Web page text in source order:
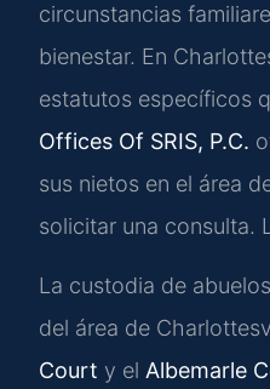
circunstancias
bienestar. En
estatutos específicos
Offices Of SRIS, P.C.
sus nietos en el área
solicitar una consulta.
La custodia de
del área de
Court y el Albemarle